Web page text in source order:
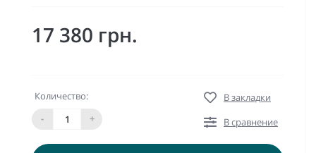
17 380 грн.
Количество:
-
+
В закладки
В сравнение